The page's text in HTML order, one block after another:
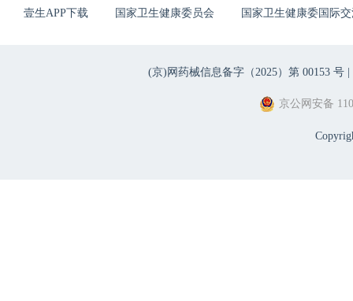
壹生APP下载 国家卫生健康委员会 国家卫生健康委国际
(京)网药械信息备字（2025）第 00153 号 |
京公网安备